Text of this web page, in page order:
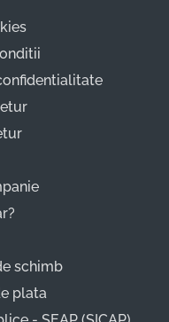
schimb
plata